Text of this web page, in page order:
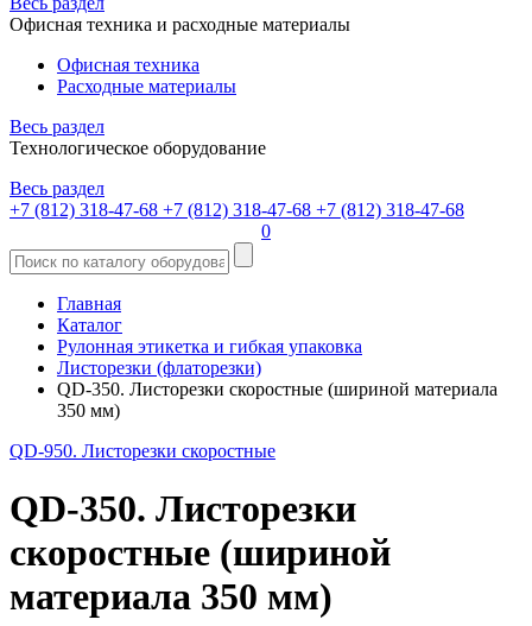
Офисная техника и расходные материалы
Офисная техника
Расходные материалы
Весь раздел
Технологическое оборудование
Весь раздел
+7 (812) 318-47-68 +7 (812) 318-47-68 +7 (812) 318-47-68
0
Главная
Каталог
Рулонная этикетка и гибкая упаковка
Листорезки (флаторезки)
QD-350. Листорезки скоростные (шириной материала
350 мм)
QD-950. Листорезки скоростные
QD-350. Листорезки
скоростные (шириной
материала 350 мм)